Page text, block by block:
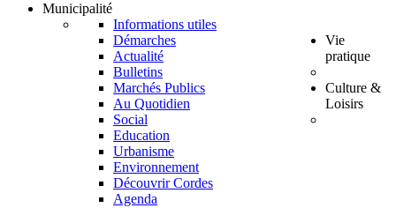
Municipalité
Informations utiles
Démarches
Actualité
Bulletins
Marchés Publics
Vie
pratique
Au Quotidien
Social
Education
Urbanisme
Environnement
Culture &
Loisirs
Découvrir Cordes
Agenda